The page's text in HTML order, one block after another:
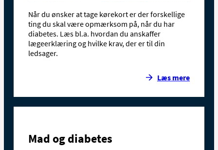
Når du ønsker at tage kørekort er der forskellige
ting du skal være opmærksom på, når du har
diabetes. Læs bl.a. hvordan du anskaffer
lægeerklæring og hvilke krav, der er til din
ledsager.
Læs mere
Mad og diabetes